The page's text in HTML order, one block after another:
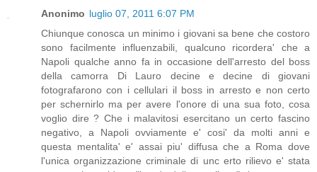
Anonimo luglio 07, 2011 6:07 PM
Chiunque conosca un minimo i giovani sa bene che costoro
sono facilmente influenzabili, qualcuno ricordera' che a
Napoli qualche anno fa in occasione dell'arresto del boss
della camorra Di Lauro decine e decine di giovani
fotografarono con i cellulari il boss in arresto e non certo
per schernirlo ma per avere l'onore di una sua foto, cosa
voglio dire ? Che i malavitosi esercitano un certo fascino
negativo, a Napoli ovviamente e' cosi' da molti anni e
questa mentalita' e' assai piu' diffusa che a Roma dove
l'unica organizzazione criminale di unc erto rilievo e' stata